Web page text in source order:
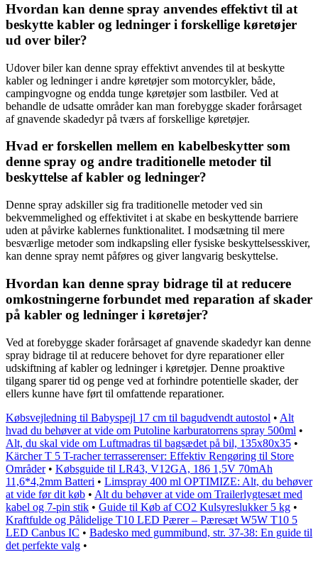
Hvordan kan denne spray anvendes effektivt til at
beskytte kabler og ledninger i forskellige køretøjer
ud over biler?
Udover biler kan denne spray effektivt anvendes til at beskytte
kabler og ledninger i andre køretøjer som motorcykler, både,
campingvogne og endda tunge køretøjer som lastbiler. Ved at
behandle de udsatte områder kan man forebygge skader forårsaget
af gnavende skadedyr på tværs af forskellige køretøjer.
Hvad er forskellen mellem en kabelbeskytter som
denne spray og andre traditionelle metoder til
beskyttelse af kabler og ledninger?
Denne spray adskiller sig fra traditionelle metoder ved sin
bekvemmelighed og effektivitet i at skabe en beskyttende barriere
uden at påvirke kablernes funktionalitet. I modsætning til mere
besværlige metoder som indkapsling eller fysiske beskyttelsesskiver,
kan denne spray nemt påføres og giver langvarig beskyttelse.
Hvordan kan denne spray bidrage til at reducere
omkostningerne forbundet med reparation af skader
på kabler og ledninger i køretøjer?
Ved at forebygge skader forårsaget af gnavende skadedyr kan denne
spray bidrage til at reducere behovet for dyre reparationer eller
udskiftning af kabler og ledninger i køretøjer. Denne proaktive
tilgang sparer tid og penge ved at forhindre potentielle skader, der
ellers kunne have ført til omfattende reparationer.
Købsvejledning til Babyspejl 17 cm til bagudvendt autostol • Alt
hvad du behøver at vide om Putoline karburatorrens spray 500ml •
Alt, du skal vide om Luftmadras til bagsædet på bil, 135x80x35 •
Kärcher T 5 T-racher terrasserenser: Effektiv Rengøring til Store
Områder• Købsguide til LR43, V12GA, 186 1,5V 70mAh
11,6*4,2mm Batteri • Limspray 400 ml OPTIMIZE: Alt, du behøver
at vide før dit køb • Alt du behøver at vide om Trailerlygtesæt med
kabel og 7-pin stik • Guide til Køb af CO2 Kulsyreslukker 5 kg •
Kraftfulde og Pålidelige T10 LED Pærer – Pæresæt W5W T10 5
LED Canbus IC • Badesko med gummibund, str. 37-38: En guide til
det perfekte valg •